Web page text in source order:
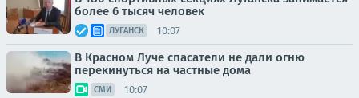
более 6 тысяч человек
ЛУГАНСК 10:07
В Красном Луче спасатели не дали огню
перекинуться на частные дома
СМИ 10:07